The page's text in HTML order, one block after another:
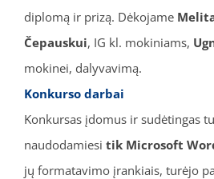
diplomą ir prizą. Dėkojame
Čepauskui, IG kl. mokiniams,
mokinei, dalyvavimą.
Konkurso darbai
Konkursas įdomus ir sudėtingas
naudodamiesi tik Microsoft
jų formatavimo įrankiais, turėjo